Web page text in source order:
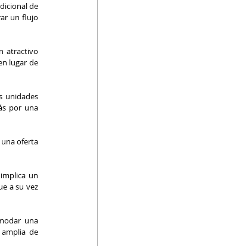
de
un flujo
atractivo
lugar de
unidades
por una
una oferta
un
a su vez
una
de